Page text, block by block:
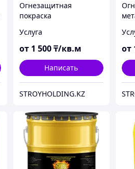
Огнезащитная
покраска
Услуга
от 1 500 ₸/кв.м
Написать
STROYHOLDING.KZ
от